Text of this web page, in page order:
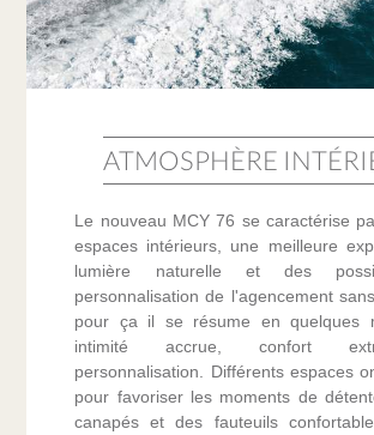
ATMOSPHÈRE
Le nouveau MCY 76 se caractérise
espaces intérieurs, une meilleure
lumière naturelle et des
personnalisation de l'agencement
pour ça il se résume en quelques
intimité accrue, confort
personnalisation. Différents espaces
pour favoriser les moments de
canapés et des fauteuils